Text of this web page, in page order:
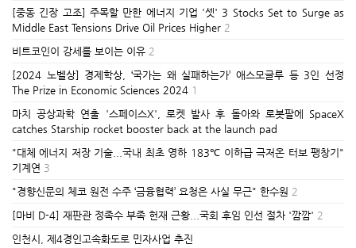
[중동 긴장 고조] 주목할 만한 에너지 기업 '셋' 3 Stocks Set to Surge as
Middle East Tensions Drive Oil Prices Higher 2
비트코인이 강세를 보이는 이유 2
[2024 노벨상] 경제학상, ‘국가는 왜 실패하는가’ 애스모글루 등 3인 선정
The Prize in Economic Sciences 2024 1
마치 공상과학 연출 '스페이스X', 로켓 발사 후 돌아와 로봇팔에 SpaceX
catches Starship rocket booster back at the launch pad
"대체 에너지 저장 기술...국내 최초 영하 183℃ 이하급 극저온 터보 팽창기"
기계연 3
"경향신문의 체코 원전 수주 ‘금융협력’ 요청은 사실 무근" 한수원 2
[마비 D-4] 재판관 정족수 부족 헌재 근황...국회 후임 인선 절차 '깜깜' 2
인천시, 제4경인고속화도로 민자사업 추진